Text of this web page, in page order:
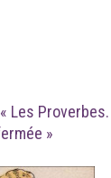
Les Proverbes.
»